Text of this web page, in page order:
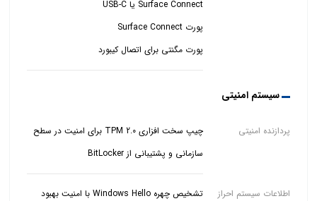
Surface Connect یا USB-C
پورت مگنتی برای اتصال کیبورد
سیستم امنیتی
پردازنده امنیتی
چیپ سخت افزاری TPM 2.0 برای امنیت در سطح
سازمانی و پشتیبانی از BitLocker
اطلاعات سیستم احراز
تشخیص چهره Windows Hello با امنیت بهبود